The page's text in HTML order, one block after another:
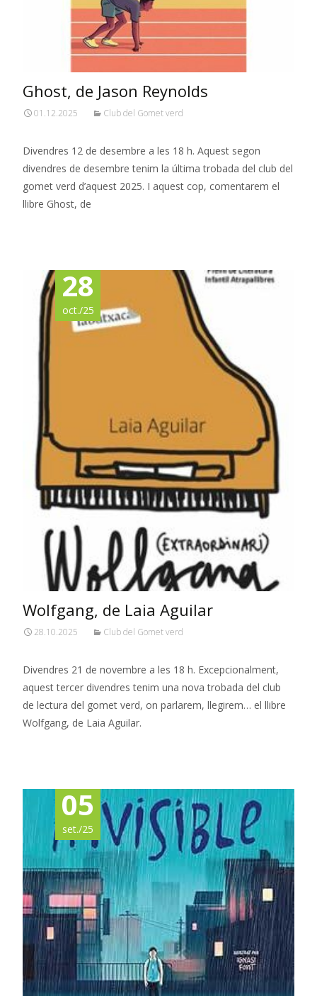
Ghost, de Jason Reynolds
01.12.2025 Club del Gomet verd
Divendres 12 de desembre a les 18 h. Aquest segon
divendres de desembre tenim la última trobada del club del
gomet verd d’aquest 2025. I aquest cop, comentarem el
llibre Ghost, de
28
oct./25
Wolfgang, de Laia Aguilar
28.10.2025 Club del Gomet verd
Divendres 21 de novembre a les 18 h. Excepcionalment,
aquest tercer divendres tenim una nova trobada del club
de lectura del gomet verd, on parlarem, llegirem… el llibre
Wolfgang, de Laia Aguilar.
05
set./25